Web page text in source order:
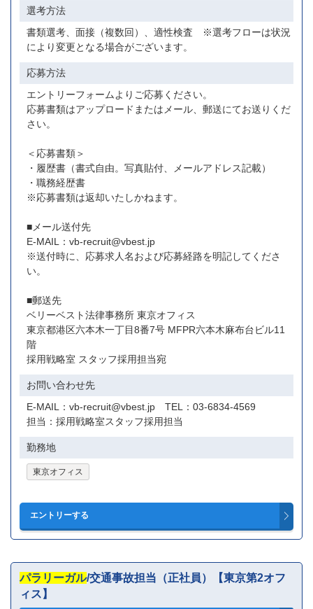
選考方法
書類選考、面接（複数回）、適性検査 ※選考フローは状況
により変更となる場合がございます。
応募方法
エントリーフォームよりご応募ください。
応募書類はアップロードまたはメール、郵送にてお送りくだ
さい。
＜応募書類＞
・履歴書（書式自由。写真貼付、メールアドレス記載）
・職務経歴書
※応募書類は返却いたしかねます。
■メール送付先
E-MAIL：vb-recruit@vbest.jp
※送付時に、応募求人名および応募経路を明記してくださ
い。
■郵送先
ベリーベスト法律事務所 東京オフィス
東京都港区六本木一丁目8番7号 MFPR六本木麻布台ビル11
階
採用戦略室 スタッフ採用担当宛
お問い合わせ先
E-MAIL：vb-recruit@vbest.jp TEL：03-6834-4569
担当：採用戦略室スタッフ採用担当
勤務地
東京オフィス
パラリーガル/交通事故担当（正社員）【東京第2オフ
ィス】